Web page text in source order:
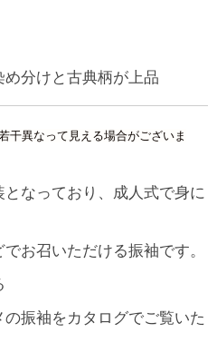
分けと古典柄が上品
干異なって見える場合がございま
なっており、成人式で身に
お召いただける振袖です。
振袖をカタログでご覧いた